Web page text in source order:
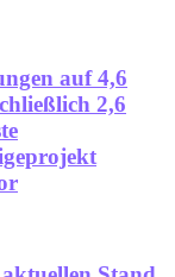
auf 4,6
2,6